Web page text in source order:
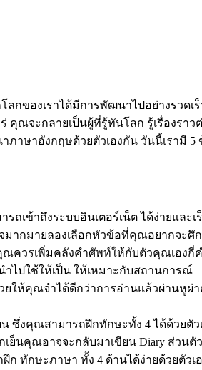
กของเราได้มีการพัฒนาไปอย่างรว
จะกลายเป็นผู้ที่รู้ทันโลก รู้เรื่องราวต่
ษาอังกฤษด้วยตัวเองกัน วันนี้เรามี
ารถเข้าถึงระบบอินเตอร์เน็ต ได้ง่ายแ
มากมายลองเลือกหัวข้อที่คุณอยากจะศึ
ณควรเพิ่มคลังคำศัพท์ให้กับตัวคุณเอง
ไปใช้ให้เป็น ให้เหมาะกับสถานการณ์
ยให้คุณจำได้ดีกว่าการอ่านแล้วผ่านหูผ่
ซึ่งคุณสามารถฝึกทักษะทั้ง 4 ได้ด้วย
คุณอาจจะกลับมาเขียน Diary ส่วนตั
ทักษะภาษา ทั้ง 4 ด้านได้ง่ายด้วยตัวเ